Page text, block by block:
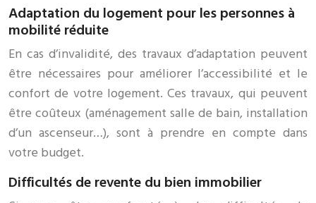
Adaptation du logement pour les personnes à
mobilité réduite
En cas d’invalidité, des travaux d’adaptation peuvent
être nécessaires pour améliorer l’accessibilité et le
confort de votre logement. Ces travaux, qui peuvent
être coûteux (aménagement salle de bain, installation
d’un ascenseur…), sont à prendre en compte dans
votre budget.
Difficultés de revente du bien immobilier